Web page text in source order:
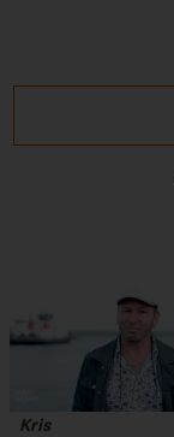
Kris